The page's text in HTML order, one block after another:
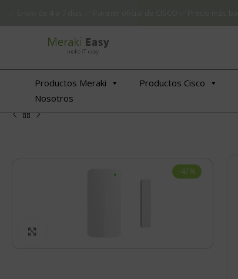
Productos Meraki Productos Cisco
Nosotros
-47%